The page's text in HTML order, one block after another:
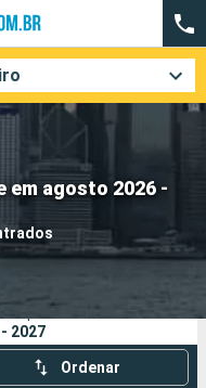
em agosto 2026 -
2027
Ordenar